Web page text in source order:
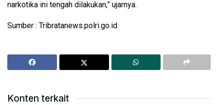
narkotika ini tengah dilakukan,” ujarnya.
Sumber : Tribratanews.polri.go.id
Konten terkait